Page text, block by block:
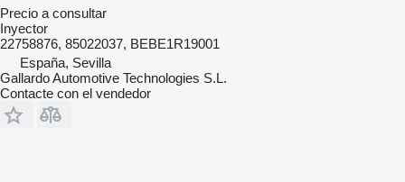
Precio a consultar
Inyector
22758876, 85022037, BEBE1R19001
España, Sevilla
Gallardo Automotive Technologies S.L.
Contacte con el vendedor